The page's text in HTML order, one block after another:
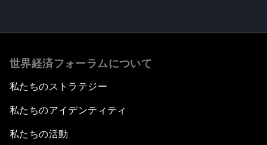
世界経済フォーラムについて
私たちのストラテジー
私たちのアイデンティティ
私たちの活動